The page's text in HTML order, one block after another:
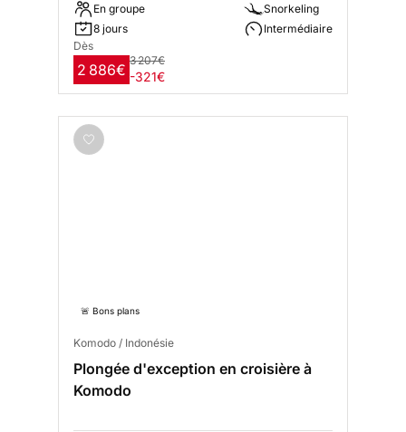
En groupe
8 jours
Snorkeling
Intermédiaire
Dès
2 886€
3 207€
-321€
🚨 Bons plans
Komodo / Indonésie
Plongée d'exception en croisière à
Komodo